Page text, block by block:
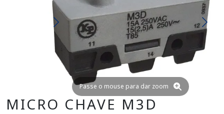
Passe o mouse para dar zoom
MICRO CHAVE M3D